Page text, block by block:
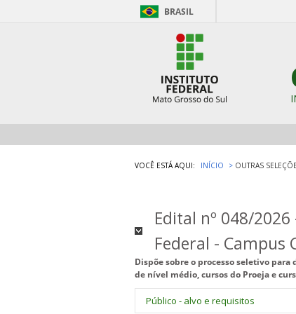
BRASIL
VOCÊ ESTÁ AQUI: INÍCIO OUTRAS
Edital nº 048/
Federal - Campus
Dispõe sobre o processo seletivo
de nível médio, cursos do Proeja e
Público - alvo e requisitos